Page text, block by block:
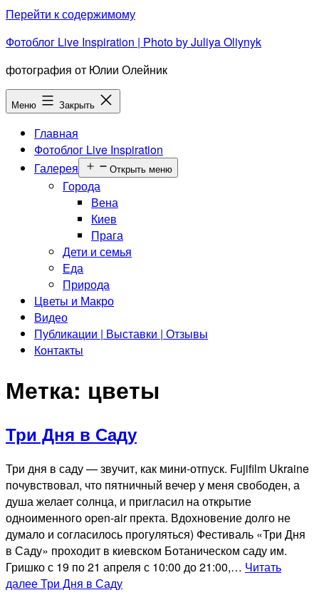
Перейти к содержимому
Фотоблог Live Inspiration | Photo by Juliya Oliynyk
фотография от Юлии Олейник
Меню Закрыть
Главная
Фотоблог Live Inspiration
Галерея
Открыть меню
Города
Вена
Киев
Прага
Дети и семья
Еда
Природа
Цветы и Макро
Видео
Публикации | Выставки | Отзывы
Контакты
Метка: цветы
Три Дня в Саду
Три дня в саду — звучит, как мини-отпуск. Fujifilm Ukraine
почувствовал, что пятничный вечер у меня свободен, а
душа желает солнца, и пригласил на открытие
одноименного open-air пректа. Вдохновение долго не
думало и согласилось прогуляться) Фестиваль «Три Дня
в Саду» проходит в киевском Ботаническом саду им.
Гришко с 19 по 21 апреля с 10:00 до 21:00,… Читать
далееТри Дня в Саду